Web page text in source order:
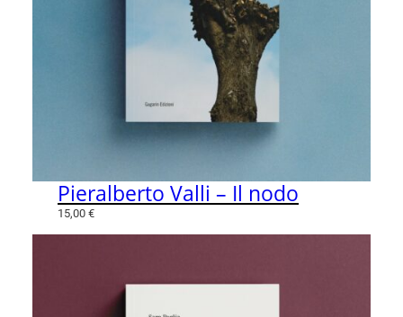
Pieralberto Valli – Il nodo
15,00 €